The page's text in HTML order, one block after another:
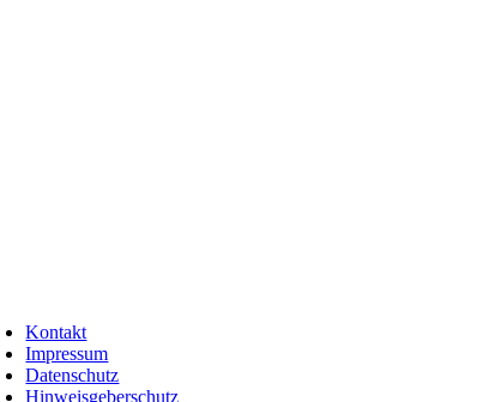
Kontakt
Impressum
Datenschutz
Hinweisgeberschutz